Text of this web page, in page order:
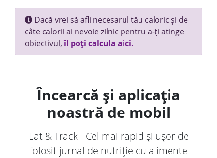
Dacă vrei să afli necesarul tău caloric și de
câte calorii ai nevoie zilnic pentru a-ți atinge
obiectivul,îl poți calcula aici.
Încearcă și aplicația
noastră de mobil
Eat & Track - Cel mai rapid și ușor de
folosit jurnal de nutriție cu alimente